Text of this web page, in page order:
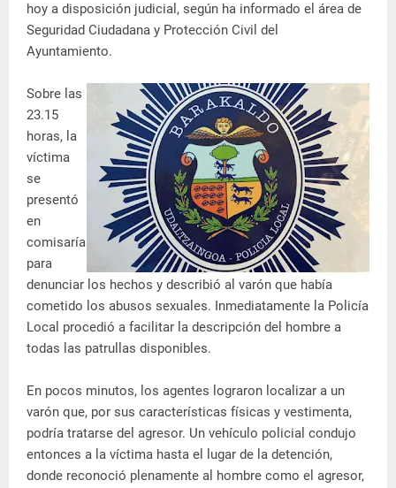
hoy a disposición judicial, según ha informado el área de
Seguridad Ciudadana y Protección Civil del
Ayuntamiento.
Sobre las
23.15
horas, la
víctima
se
presentó
en
comisaría
para
denunciar los hechos y describió al varón que había
cometido los abusos sexuales. Inmediatamente la Policía
Local procedió a facilitar la descripción del hombre a
todas las patrullas disponibles.
En pocos minutos, los agentes lograron localizar a un
varón que, por sus características físicas y vestimenta,
podría tratarse del agresor. Un vehículo policial condujo
entonces a la víctima hasta el lugar de la detención,
donde reconoció plenamente al hombre como el agresor,